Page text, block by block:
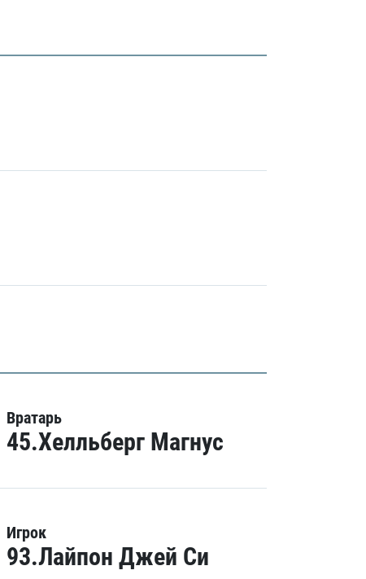
Вратарь
45.Хелльберг Магнус
Игрок
93.Лайпон Джей Си